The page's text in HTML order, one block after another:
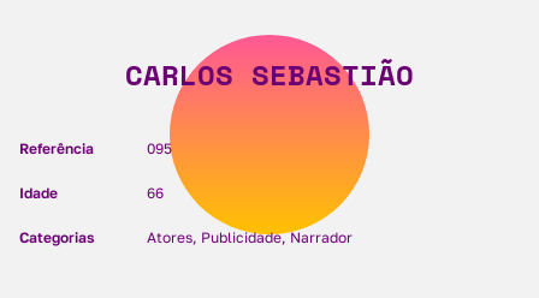
CARLOS SEBASTIÃO
Referência 095
Idade 66
Categorias Atores, Publicidade, Narrador